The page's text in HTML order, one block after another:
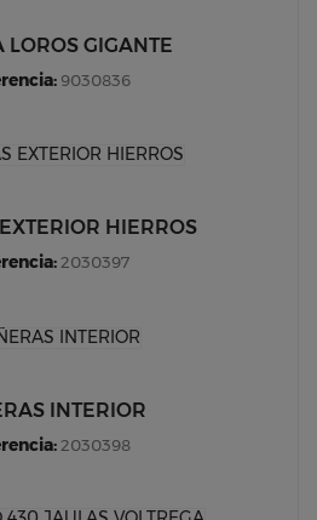
LOROS GIGANTE
9030836
HIERROS
2030397
INTERIOR
2030398